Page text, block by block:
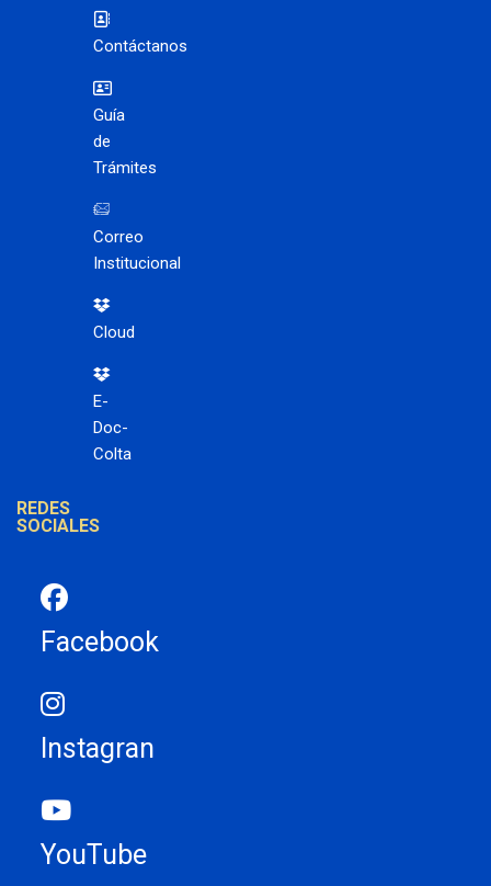
Contáctanos
Guía
de
Trámites
Correo
Institucional
Cloud
E-
Doc-
Colta
REDES
SOCIALES
Facebook
Instagran
YouTube